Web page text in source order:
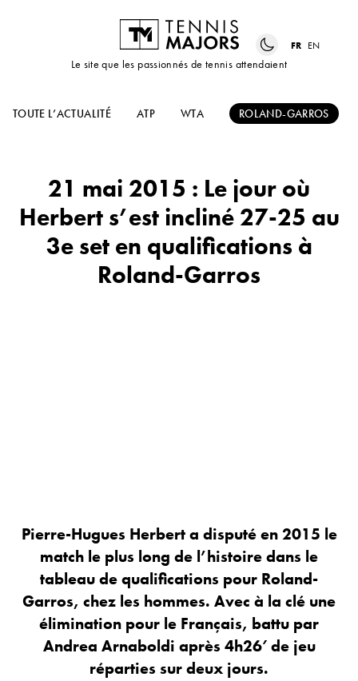
Le site que les passionnés de tennis attendaient
FR EN
TOUTE L’ACTUALITÉ ATP WTA ROLAND-GARROS
21 mai 2015 : Le jour où
Herbert s’est incliné 27-25 au
3e set en qualifications à
Roland-Garros
Pierre-Hugues Herbert a disputé en 2015 le
match le plus long de l’histoire dans le
tableau de qualifications pour Roland-
Garros, chez les hommes. Avec à la clé une
élimination pour le Français, battu par
Andrea Arnaboldi après 4h26′ de jeu
réparties sur deux jours.